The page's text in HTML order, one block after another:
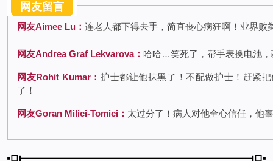
网友留言
网友Aimee Lu： 连老人都下得去手，简直丧心病狂啊！业界败
网友Andrea Graf Lekvarova： 哈哈…笑死了，帮手表换电池，
网友Rohit Kumar： 护士都让他抹黑了！不配做护士！赶紧
了！
网友Goran Milici-Tomici： 太过分了！病人对他全心信任，他